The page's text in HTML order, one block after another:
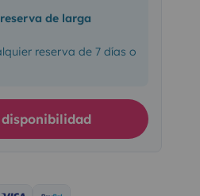
de larga
reserva de 7 días o